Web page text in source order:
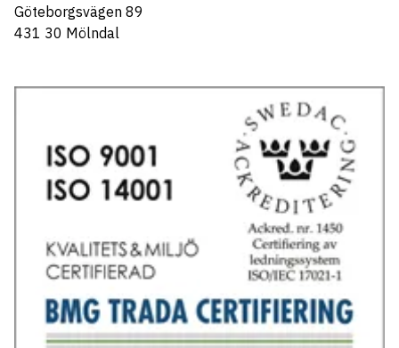
Göteborgsvägen 89
431 30 Mölndal